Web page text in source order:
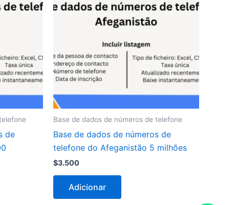
de
Base de dados de números de telefone
Base de dados de números de
telefone do Afeganistão 5 milhões
$3.500
Adicionar